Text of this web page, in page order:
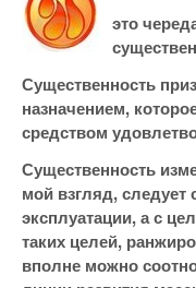
это
Существенность
назначением,
средством
Существенность
мой взгляд, следует
эксплуатации, а с
таких целей,
вполне можно